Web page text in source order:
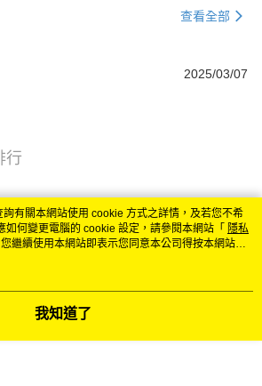
查看全部
2025/03/07
行
有關本網站使用 cookie 方式之詳情，及若您不希
如何變更電腦的 cookie 設定，請參閱本網站「 隱私
繼續使用本網站即表示您同意本公司得按本網站使
。
我知道了